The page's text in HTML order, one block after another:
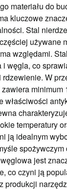
materiału do
kluczowe
Stal
używane
względami.
i węgla, co
W
minimum
właściwości
temperatury
ją idealnym
spożywczym
jest
co czyni ją
produkcji